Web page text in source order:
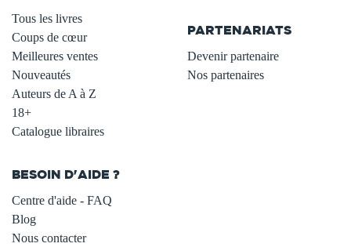
Tous les livres
Coups de cœur
Meilleures ventes
Nouveautés
Auteurs de A à Z
18+
Catalogue libraires
PARTENARIATS
Devenir partenaire
Nos partenaires
BESOIN D'AIDE ?
Centre d'aide - FAQ
Blog
Nous contacter